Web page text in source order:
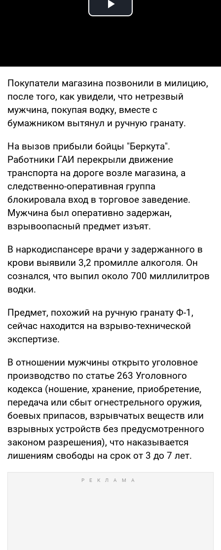
Play Video
Покупатели магазина позвонили в милицию,
после того, как увидели, что нетрезвый
мужчина, покупая водку, вместе с
бумажником вытянул и ручную гранату.
На вызов прибыли бойцы "Беркута".
Работники ГАИ перекрыли движение
транспорта на дороге возле магазина, а
следственно-оперативная группа
блокировала вход в торговое заведение.
Мужчина был оперативно задержан,
взрывоопасный предмет изъят.
В наркодиспансере врачи у задержанного в
крови выявили 3,2 промилле алкоголя. Он
сознался, что выпил около 700 миллилитров
водки.
Предмет, похожий на ручную гранату Ф-1,
сейчас находится на взрыво-технической
экспертизе.
В отношении мужчины открыто уголовное
производство по статье 263 Уголовного
кодекса (ношение, хранение, приобретение,
передача или сбыт огнестрельного оружия,
боевых припасов, взрывчатых веществ или
взрывных устройств без предусмотренного
законом разрешения), что наказывается
лишениям свободы на срок от 3 до 7 лет.